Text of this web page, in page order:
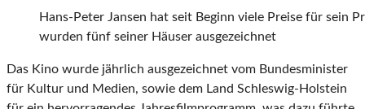
Hans-Peter Jansen hat seit Beginn viele Preise für sein
wurden fünf seiner Häuser ausgezeichnet
Das Kino wurde jährlich ausgezeichnet vom Bundesminister
für Kultur und Medien, sowie dem Land Schleswig-Holstein